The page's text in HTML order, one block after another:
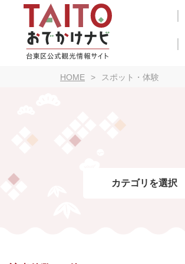
HOME スポット・体験
カテゴリを選択